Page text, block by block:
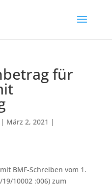
für
März 2, 2021 |
BMF-Schreiben vom 1.
19/10002 :006) zum